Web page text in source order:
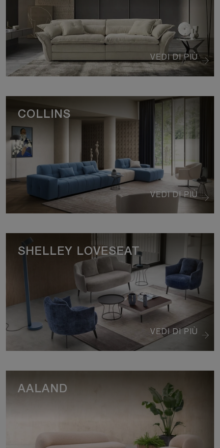
VEDI DI PIÙ
VEDI DI PIÙ
COLLINS
VEDI DI PIÙ
SHELLEY LOVESEAT
AALAND